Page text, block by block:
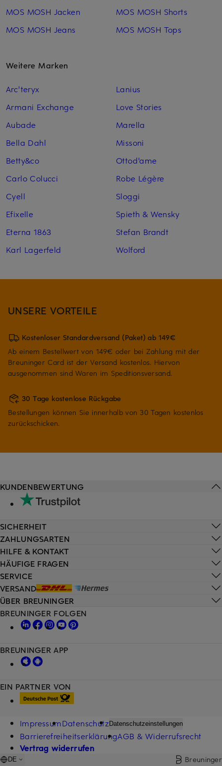
MOS MOSH Jacken
MOS MOSH Jeans
MOS MOSH Shorts
MOS MOSH Tops
Weitere Marken
Arc'teryx
Armani Exchange
Aubade
Bella Dahl
Betty&co
Carlo Colucci
Cyell
Efixelle
Eterna 1863
Karl Lagerfeld
Lanius
Love Stories
Marella
Missoni
Ottod'ame
Robe Légère
Sloggi
Spieth & Wensky
Stefan Brandt
Wolford
UNSERE VORTEILE
Kostenloser Standardversand (Paket) ab 149€
Ab einem Bestellwert von 149€ oder bei Zahlung mit der
Breuninger Card ist der Versand kostenlos. Hiervon
ausgenommen sind Waren im Speditionsversand.
30 Tage kostenlose Rückgabe
Bestellungen können Sie innerhalb von 30 Tagen kostenlos
zurückschicken.
HILFE & KONTAKT
HÄUFIGE FRAGEN
SERVICE
VERSAND
KUNDENBEWERTUNG
SICHERHEIT
ZAHLUNGSARTEN
ÜBER BREUNINGER
EIN PARTNER VON
BREUNINGER FOLGEN
BREUNINGER APP
ImpressumDatenschutz Datenschutzeinstellungen
BarrierefreiheitserklärungAGB & Widerrufsrecht
Vertrag widerrufen
DE Breuninger